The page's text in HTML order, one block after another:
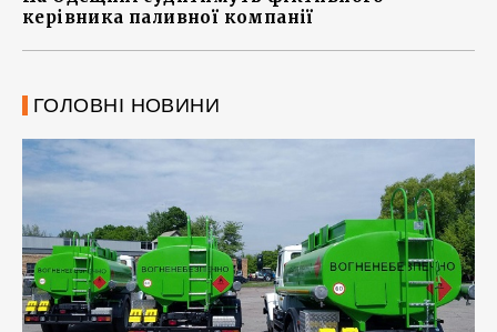
керівника паливної компанії
ГОЛОВНІ НОВИНИ